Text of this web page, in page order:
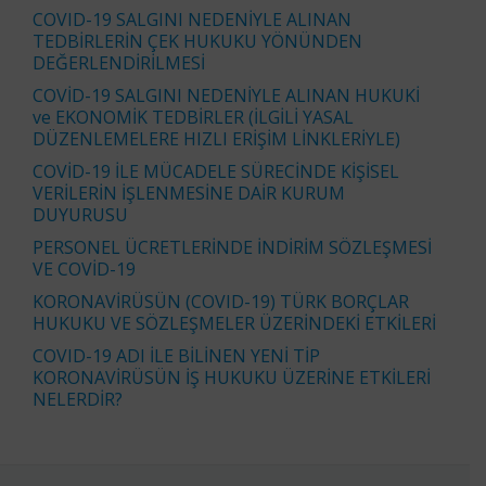
COVID-19 SALGINI NEDENİYLE ALINAN
TEDBİRLERİN ÇEK HUKUKU YÖNÜNDEN
DEĞERLENDİRİLMESİ
COVİD-19 SALGINI NEDENİYLE ALINAN HUKUKİ
ve EKONOMİK TEDBİRLER (İLGİLİ YASAL
DÜZENLEMELERE HIZLI ERİŞİM LİNKLERİYLE)
COVİD-19 İLE MÜCADELE SÜRECİNDE KİŞİSEL
VERİLERİN İŞLENMESİNE DAİR KURUM
DUYURUSU
PERSONEL ÜCRETLERİNDE İNDİRİM SÖZLEŞMESİ
VE COVİD-19
KORONAVİRÜSÜN (COVID-19) TÜRK BORÇLAR
HUKUKU VE SÖZLEŞMELER ÜZERİNDEKİ ETKİLERİ
COVID-19 ADI İLE BİLİNEN YENİ TİP
KORONAVİRÜSÜN İŞ HUKUKU ÜZERİNE ETKİLERİ
NELERDİR?